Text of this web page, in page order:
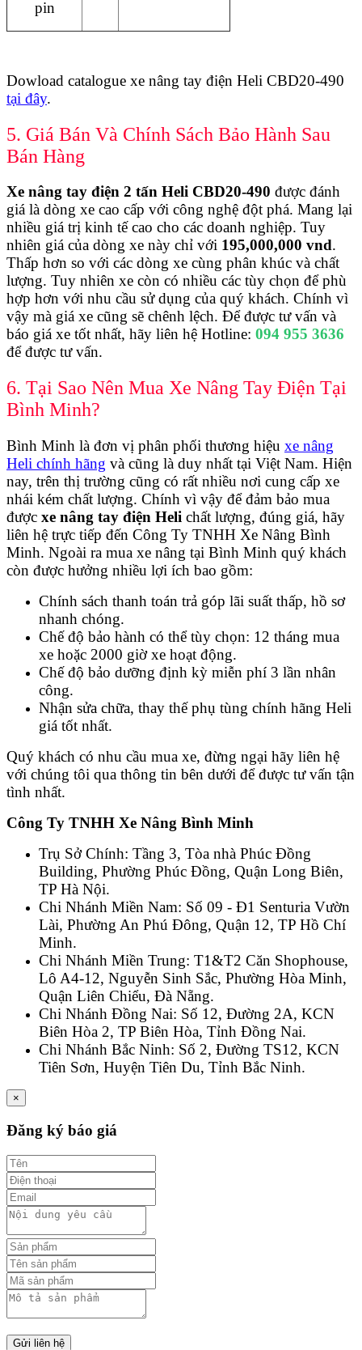
pin
Dowload catalogue xe nâng tay điện Heli CBD20-490
tại đây.
5. Giá Bán Và Chính Sách Bảo Hành Sau
Bán Hàng
Xe nâng tay điện 2 tấn Heli CBD20-490 được đánh
giá là dòng xe cao cấp với công nghệ đột phá. Mang lại
nhiều giá trị kinh tế cao cho các doanh nghiệp. Tuy
nhiên giá của dòng xe này chỉ với 195,000,000 vnd.
Thấp hơn so với các dòng xe cùng phân khúc và chất
lượng. Tuy nhiên xe còn có nhiều các tùy chọn để phù
hợp hơn với nhu cầu sử dụng của quý khách. Chính vì
vậy mà giá xe cũng sẽ chênh lệch. Để được tư vấn và
báo giá xe tốt nhất, hãy liên hệ Hotline: 094 955 3636
để được tư vấn.
6. Tại Sao Nên Mua Xe Nâng Tay Điện Tại
Bình Minh?
Bình Minh là đơn vị phân phối thương hiệu xe nâng
Heli chính hãng và cũng là duy nhất tại Việt Nam. Hiện
nay, trên thị trường cũng có rất nhiều nơi cung cấp xe
nhái kém chất lượng. Chính vì vậy để đảm bảo mua
được xe nâng tay điện Heli chất lượng, đúng giá, hãy
liên hệ trực tiếp đến Công Ty TNHH Xe Nâng Bình
Minh. Ngoài ra mua xe nâng tại Bình Minh quý khách
còn được hưởng nhiều lợi ích bao gồm:
Chính sách thanh toán trả góp lãi suất thấp, hồ sơ
nhanh chóng.
Chế độ bảo hành có thể tùy chọn: 12 tháng mua
xe hoặc 2000 giờ xe hoạt động.
Chế độ bảo dưỡng định kỳ miễn phí 3 lần nhân
công.
Nhận sửa chữa, thay thế phụ tùng chính hãng Heli
giá tốt nhất.
Quý khách có nhu cầu mua xe, đừng ngại hãy liên hệ
với chúng tôi qua thông tin bên dưới để được tư vấn tận
tình nhất.
Công Ty TNHH Xe Nâng Bình Minh
Trụ Sở Chính: Tầng 3, Tòa nhà Phúc Đồng
Building, Phường Phúc Đồng, Quận Long Biên,
TP Hà Nội.
Chi Nhánh Miền Nam: Số 09 - Đ1 Senturia Vườn
Lài, Phường An Phú Đông, Quận 12, TP Hồ Chí
Minh.
Chi Nhánh Miền Trung: T1&T2 Căn Shophouse,
Lô A4-12, Nguyễn Sinh Sắc, Phường Hòa Minh,
Quận Liên Chiểu, Đà Nẵng.
Chi Nhánh Đồng Nai: Số 12, Đường 2A, KCN
Biên Hòa 2, TP Biên Hòa, Tỉnh Đồng Nai.
Chi Nhánh Bắc Ninh: Số 2, Đường TS12, KCN
Tiên Sơn, Huyện Tiên Du, Tỉnh Bắc Ninh.
×
Đăng ký báo giá
Gửi liên hệ